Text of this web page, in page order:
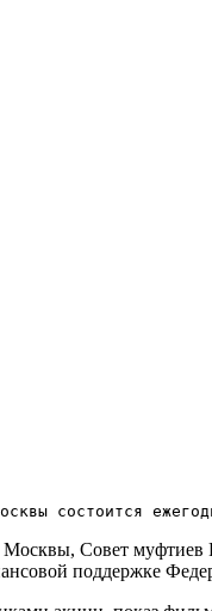
состоится
Совет
поддержке